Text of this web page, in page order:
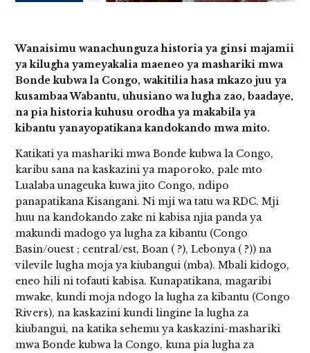
Wanaisimu wanachunguza historia ya ginsi majamii
ya kilugha yameyakalia maeneo ya mashariki mwa
Bonde kubwa la Congo, wakitilia hasa mkazo juu ya
kusambaa Wabantu, uhusiano wa lugha zao, baadaye,
na pia historia kuhusu orodha ya makabila ya
kibantu yanayopatikana kandokando mwa mito.
Katikati ya mashariki mwa Bonde kubwa la Congo,
karibu sana na kaskazini ya maporoko, pale mto
Lualaba unageuka kuwa jito Congo, ndipo
panapatikana Kisangani. Ni mji wa tatu wa RDC. Mji
huu na kandokando zake ni kabisa njia panda ya
makundi madogo ya lugha za kibantu (Congo
Basin/ouest ; central/est, Boan ( ?), Lebonya ( ?)) na
vilevile lugha moja ya kiubangui (mba). Mbali kidogo,
eneo hili ni tofauti kabisa. Kunapatikana, magaribi
mwake, kundi moja ndogo la lugha za kibantu (Congo
Rivers), na kaskazini kundi lingine la lugha za
kiubangui, na katika sehemu ya kaskazini-mashariki
mwa Bonde kubwa la Congo, kuna pia lugha za